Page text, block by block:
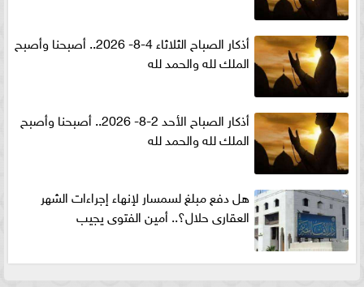
أذكار الصباح الثلاثاء 4-8- 2026.. أصبحنا وأصبح
الملك لله والحمد لله
أذكار الصباح الأحد 2-8- 2026.. أصبحنا وأصبح
الملك لله والحمد لله
هل دفع مبلغ لسمسار لإنهاء إجراءات الشهر
العقارى حلال؟.. أمين الفتوى يجيب